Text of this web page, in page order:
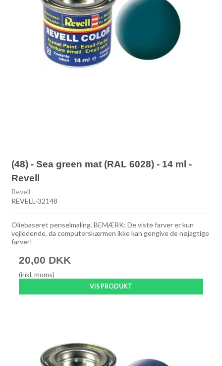
(48) - Sea green mat (RAL 6028) - 14 ml -
Revell
Revell
REVELL-32148
Oliebaseret penselmaling. BEMÆRK: De viste farver er kun
vejledende, da computerskærmen ikke kan gengive de nøjagtige
farver!
20,00 DKK
(inkl. moms)
VIS PRODUKT